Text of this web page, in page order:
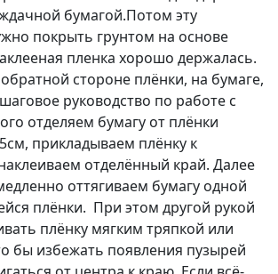
бумагой.Потом эту
покрыть грунтом на основе
пленка хорошо держалась.
стороне плёнки, на бумаге,
руководство по работе с
отделяем бумагу от плёнки
прикладываем плёнку к
отделённый край. Далее
оттягиваем бумагу одной
плёнки. При этом другой рукой
плёнку мягким тряпкой или
бы избежать появления пузырей